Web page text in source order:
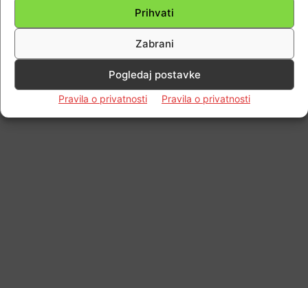
Prihvati
Zabrani
Pogledaj postavke
Pravila o privatnosti Pravila o privatnosti